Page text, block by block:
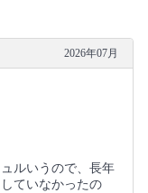
2026年07月
ルいうので、長年
ていなかったの